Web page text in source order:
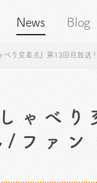
News Blog
べり交差点』第13回目放送
ゃべり
/ファン